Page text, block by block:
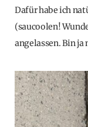
Dafür habe ich
(saucoolen!
angelassen. Bin ja